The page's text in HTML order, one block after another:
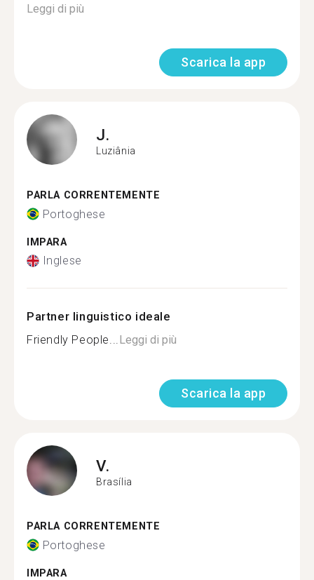
Leggi di più
Scarica la app
J.
Luziânia
PARLA CORRENTEMENTE
Portoghese
IMPARA
Inglese
Partner linguistico ideale
Friendly People...Leggi di più
Scarica la app
V.
Brasília
PARLA CORRENTEMENTE
Portoghese
IMPARA